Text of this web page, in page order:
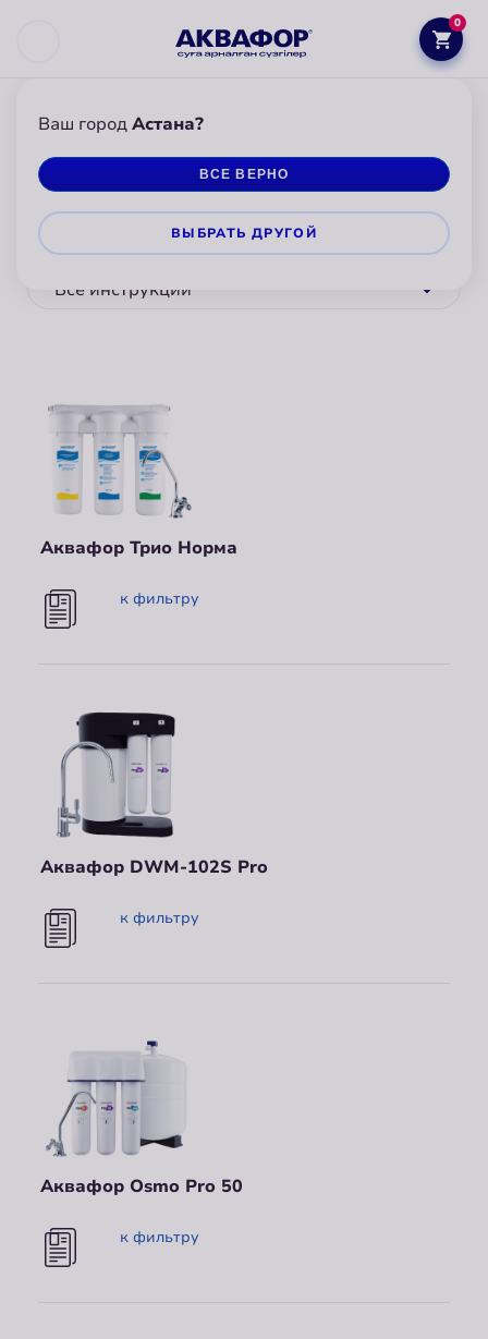
Ваш городАстана?
ВСЕ ВЕРНО
ВЫБРАТЬ ДРУГОЙ
0
АКВАФОР ИНСТРУКЦИИ
Инструкции для фильтров
Выбрать категорию
Все инструкции
Аквафор Трио Норма
к фильтру
Аквафор DWM-102S Pro
к фильтру
Аквафор Osmo Pro 50
к фильтру